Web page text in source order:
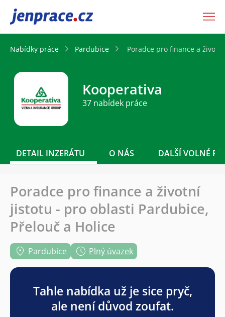
JenPráce.cz
Nabídky práce Pardubice Poradce pro finance a
Kooperativa
37 nabídek práce
DETAIL INZERÁTU O NÁS DALŠÍ VOLNÉ
Poradce pro finance a životní
jistotu - pro oblasti Pardubice,
Přelouč a Holice
Pardubice Plný úvazek
Tahle nabídka už je sice pryč,
ale není důvod zoufat.